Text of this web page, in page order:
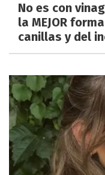
No es con
la MEJOR
canillas y del